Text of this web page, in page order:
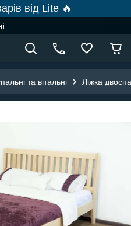
від Lite 🔥
та вітальні Ліжка